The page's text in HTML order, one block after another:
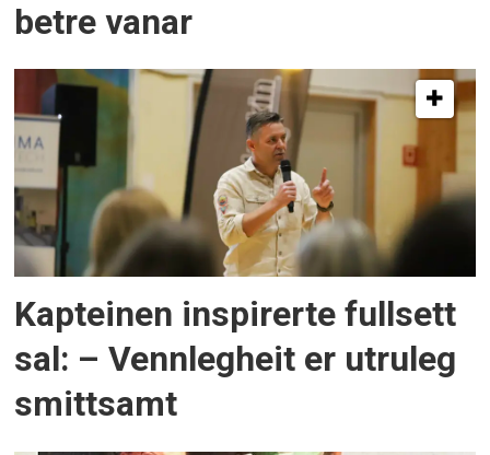
betre vanar
Kapteinen inspirerte fullsett
sal: – Vennlegheit er utruleg
smittsamt